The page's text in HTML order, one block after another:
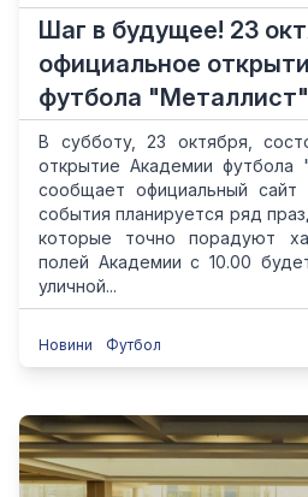
Шаг в будущее! 23
официальное
футбола "Металлист"
В субботу, 23 октября,
открытие Академии футбола
сообщает официальный сайт
события планируется ряд
которые точно порадуют
полей Академии с 10.00
уличной...
Новини Футбол